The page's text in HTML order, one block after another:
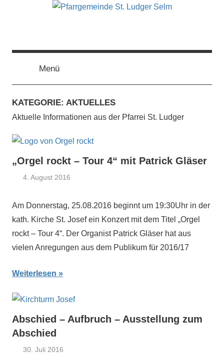
Pfarrgemeinde
Ludger
Selm
Menü
KATEGORIE: AKTUELLES
Aktuelle Informationen aus der Pfarrei St. Ludger
„Orgel rockt – Tour 4“ mit Patrick Gläser
4. August 2016
Themann
Am Donnerstag, 25.08.2016 beginnt um 19:30Uhr in der
kath. Kirche St. Josef ein Konzert mit dem Titel „Orgel
rockt – Tour 4“. Der Organist Patrick Gläser hat aus
vielen Anregungen aus dem Publikum für 2016/17
Weiterlesen
Abschied – Aufbruch – Ausstellung zum
Abschied
30. Juli 2016